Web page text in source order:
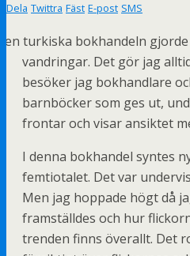
Dela Twittra Fäst E-post SMS
turkiska bokhandeln
vandringar. Det gör jag
besöker jag bokhandlare
barnböcker som ges ut,
frontar och visar ansiktet
I denna bokhandel syntes
femtiotalet. Det var
Men jag hoppade högt då
framställdes och hur
trenden finns överallt. Det